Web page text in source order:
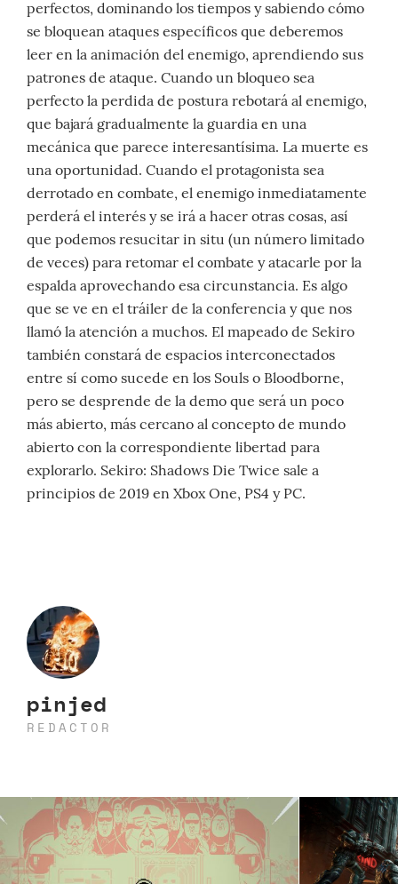
perfectos, dominando los tiempos y sabiendo cómo
se bloquean ataques específicos que deberemos
leer en la animación del enemigo, aprendiendo sus
patrones de ataque. Cuando un bloqueo sea
perfecto la perdida de postura rebotará al enemigo,
que bajará gradualmente la guardia en una
mecánica que parece interesantísima. La muerte es
una oportunidad. Cuando el protagonista sea
derrotado en combate, el enemigo inmediatamente
perderá el interés y se irá a hacer otras cosas, así
que podemos resucitar in situ (un número limitado
de veces) para retomar el combate y atacarle por la
espalda aprovechando esa circunstancia. Es algo
que se ve en el tráiler de la conferencia y que nos
llamó la atención a muchos. El mapeado de Sekiro
también constará de espacios interconectados
entre sí como sucede en los Souls o Bloodborne,
pero se desprende de la demo que será un poco
más abierto, más cercano al concepto de mundo
abierto con la correspondiente libertad para
explorarlo. Sekiro: Shadows Die Twice sale a
principios de 2019 en Xbox One, PS4 y PC.
pinjed
REDACTOR